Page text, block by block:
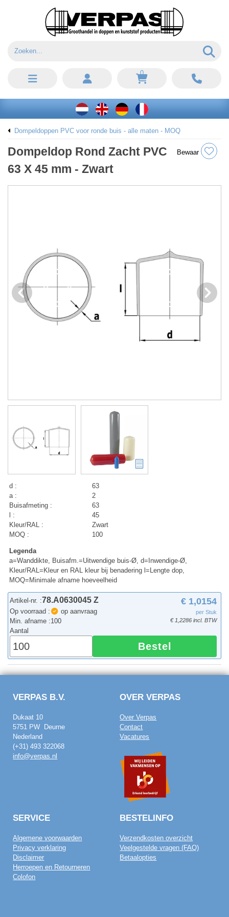
0
Dompeldoppen PVC voor ronde buis - alle maten - MOQ
Dompeldop Rond Zacht PVC
63 X 45 mm - Zwart
Bewaar
d :
63
a :
2
Buisafmeting :
63
l :
45
Kleur/RAL :
Zwart
MOQ :
100
Legenda
a=Wanddikte, Buisafm.=Uitwendige buis-Ø, d=Inwendige-Ø,
Kleur/RAL=Kleur en RAL kleur bij benadering l=Lengte dop,
MOQ=Minimale afname hoeveelheid
Artikel-nr. :78.A0630045 Z
Op voorraad :
op aanvraag
Min. afname :100
€ 1,0154
per Stuk
€ 1,2286 incl. BTW
Aantal
Bestel
VERPAS B.V.
Dukaat 10
5751 PW Deurne
Nederland
(+31) 493 322068
info@verpas.nl
OVER VERPAS
Over Verpas
Contact
Vacatures
SERVICE
Algemene voorwaarden
Privacy verklaring
Disclaimer
Herroepen en Retourneren
Colofon
BESTELINFO
Verzendkosten overzicht
Veelgestelde vragen (FAQ)
Betaalopties